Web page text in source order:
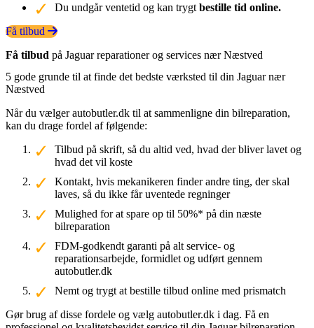
Du undgår ventetid og kan trygt bestille tid online.
Få tilbud
Få tilbud på Jaguar reparationer og services nær Næstved
5 gode grunde til at finde det bedste værksted til din Jaguar nær
Næstved
Når du vælger autobutler.dk til at sammenligne din bilreparation,
kan du drage fordel af følgende:
Tilbud på skrift, så du altid ved, hvad der bliver lavet og
hvad det vil koste
Kontakt, hvis mekanikeren finder andre ting, der skal
laves, så du ikke får uventede regninger
Mulighed for at spare op til 50%* på din næste
bilreparation
FDM-godkendt garanti på alt service- og
reparationsarbejde, formidlet og udført gennem
autobutler.dk
Nemt og trygt at bestille tilbud online med prismatch
Gør brug af disse fordele og vælg autobutler.dk i dag. Få en